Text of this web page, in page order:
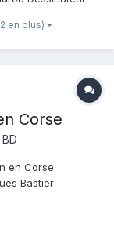
de l'album : Le
en plus)
Corse
en Corse
Bastier
: Résumé de